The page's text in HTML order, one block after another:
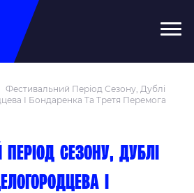
Фестивальний Період Сезону, Дублі
І Бондаренка Та Третя Перемога
сезону, дублі
і